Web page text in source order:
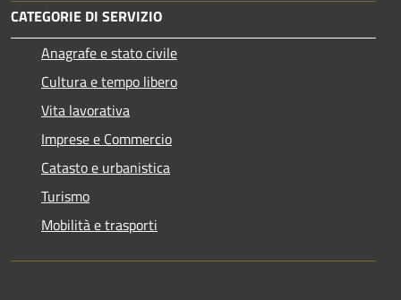
CATEGORIE DI SERVIZIO
Anagrafe e stato civile
Cultura e tempo libero
Vita lavorativa
Imprese e Commercio
Catasto e urbanistica
Turismo
Mobilità e trasporti